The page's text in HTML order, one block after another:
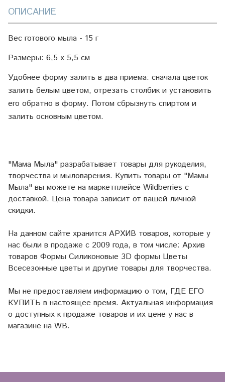
ОПИСАНИЕ
Вес готового мыла - 15 г
Размеры: 6,5 х 5,5 см
Удобнее форму залить в два приема: сначала цветок
залить белым цветом, отрезать столбик и установить
его обратно в форму. Потом сбрызнуть спиртом и
залить основным цветом.
"Мама Мыла" разрабатывает товары для рукоделия,
творчества и мыловарения. Купить товары от "Мамы
Мыла" вы можете на маркетплейсе Wildberries с
доставкой. Цена товара зависит от вашей личной
скидки.
На данном сайте хранится АРХИВ товаров, которые у
нас были в продаже с 2009 года, в том числе: Архив
товаров Формы Силиконовые 3D формы Цветы
Всесезонные цветы и другие товары для творчества.
Мы не предоставляем информацию о том, ГДЕ ЕГО
КУПИТЬ в настоящее время. Актуальная информация
о доступных к продаже товаров и их цене у нас в
магазине на WB.